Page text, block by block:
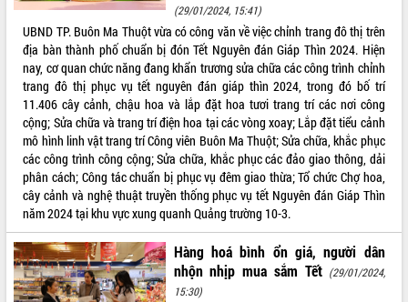
VĂN BẢN HĐND TỈNH
ĐIỂM TIN VĂN BẢN
QUY HOẠCH - KẾ HOẠCH
(29/01/2024, 15:41)
UBND TP. Buôn Ma Thuột vừa có công văn về việc chỉnh trang đô thị trên
địa bàn thành phố chuẩn bị đón Tết Nguyên đán Giáp Thìn 2024. Hiện
nay, cơ quan chức năng đang khẩn trương sửa chữa các công trình chỉnh
trang đô thị phục vụ tết nguyên đán giáp thìn 2024, trong đó bố trí
11.406 cây cảnh, chậu hoa và lắp đặt hoa tươi trang trí các nơi công
cộng; Sửa chữa và trang trí điện hoa tại các vòng xoay; Lắp đặt tiểu cảnh
mô hình linh vật trang trí Công viên Buôn Ma Thuột; Sửa chữa, khắc phục
các công trình công cộng; Sửa chữa, khắc phục các đảo giao thông, dải
phân cách; Công tác chuẩn bị phục vụ đêm giao thừa; Tổ chức Chợ hoa,
cây cảnh và nghệ thuật truyền thống phục vụ tết Nguyên đán Giáp Thìn
năm 2024 tại khu vực xung quanh Quảng trường 10-3.
Hàng hoá bình ổn giá, người dân
nhộn nhịp mua sắm Tết (29/01/2024,
15:30)